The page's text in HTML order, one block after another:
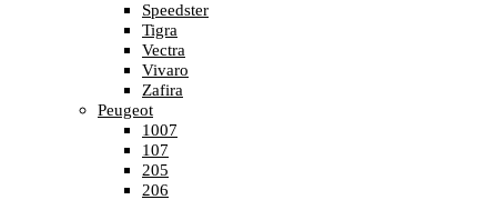
Speedster
Tigra
Vectra
Vivaro
Zafira
Peugeot
1007
107
205
206